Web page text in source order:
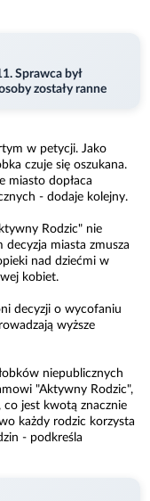
Sprawca był
zostały ranne
w petycji. Jako
czuje się oszukana.
miasto dopłaca
- dodaje kolejny.
Rodzic" nie
miasta zmusza
nad dziećmi w
kobiet.
decyzji o wycofaniu
wyższe
niepublicznych
"Aktywny Rodzic",
co jest kwotą znacznie
każdy rodzic korzysta
- podkreśla